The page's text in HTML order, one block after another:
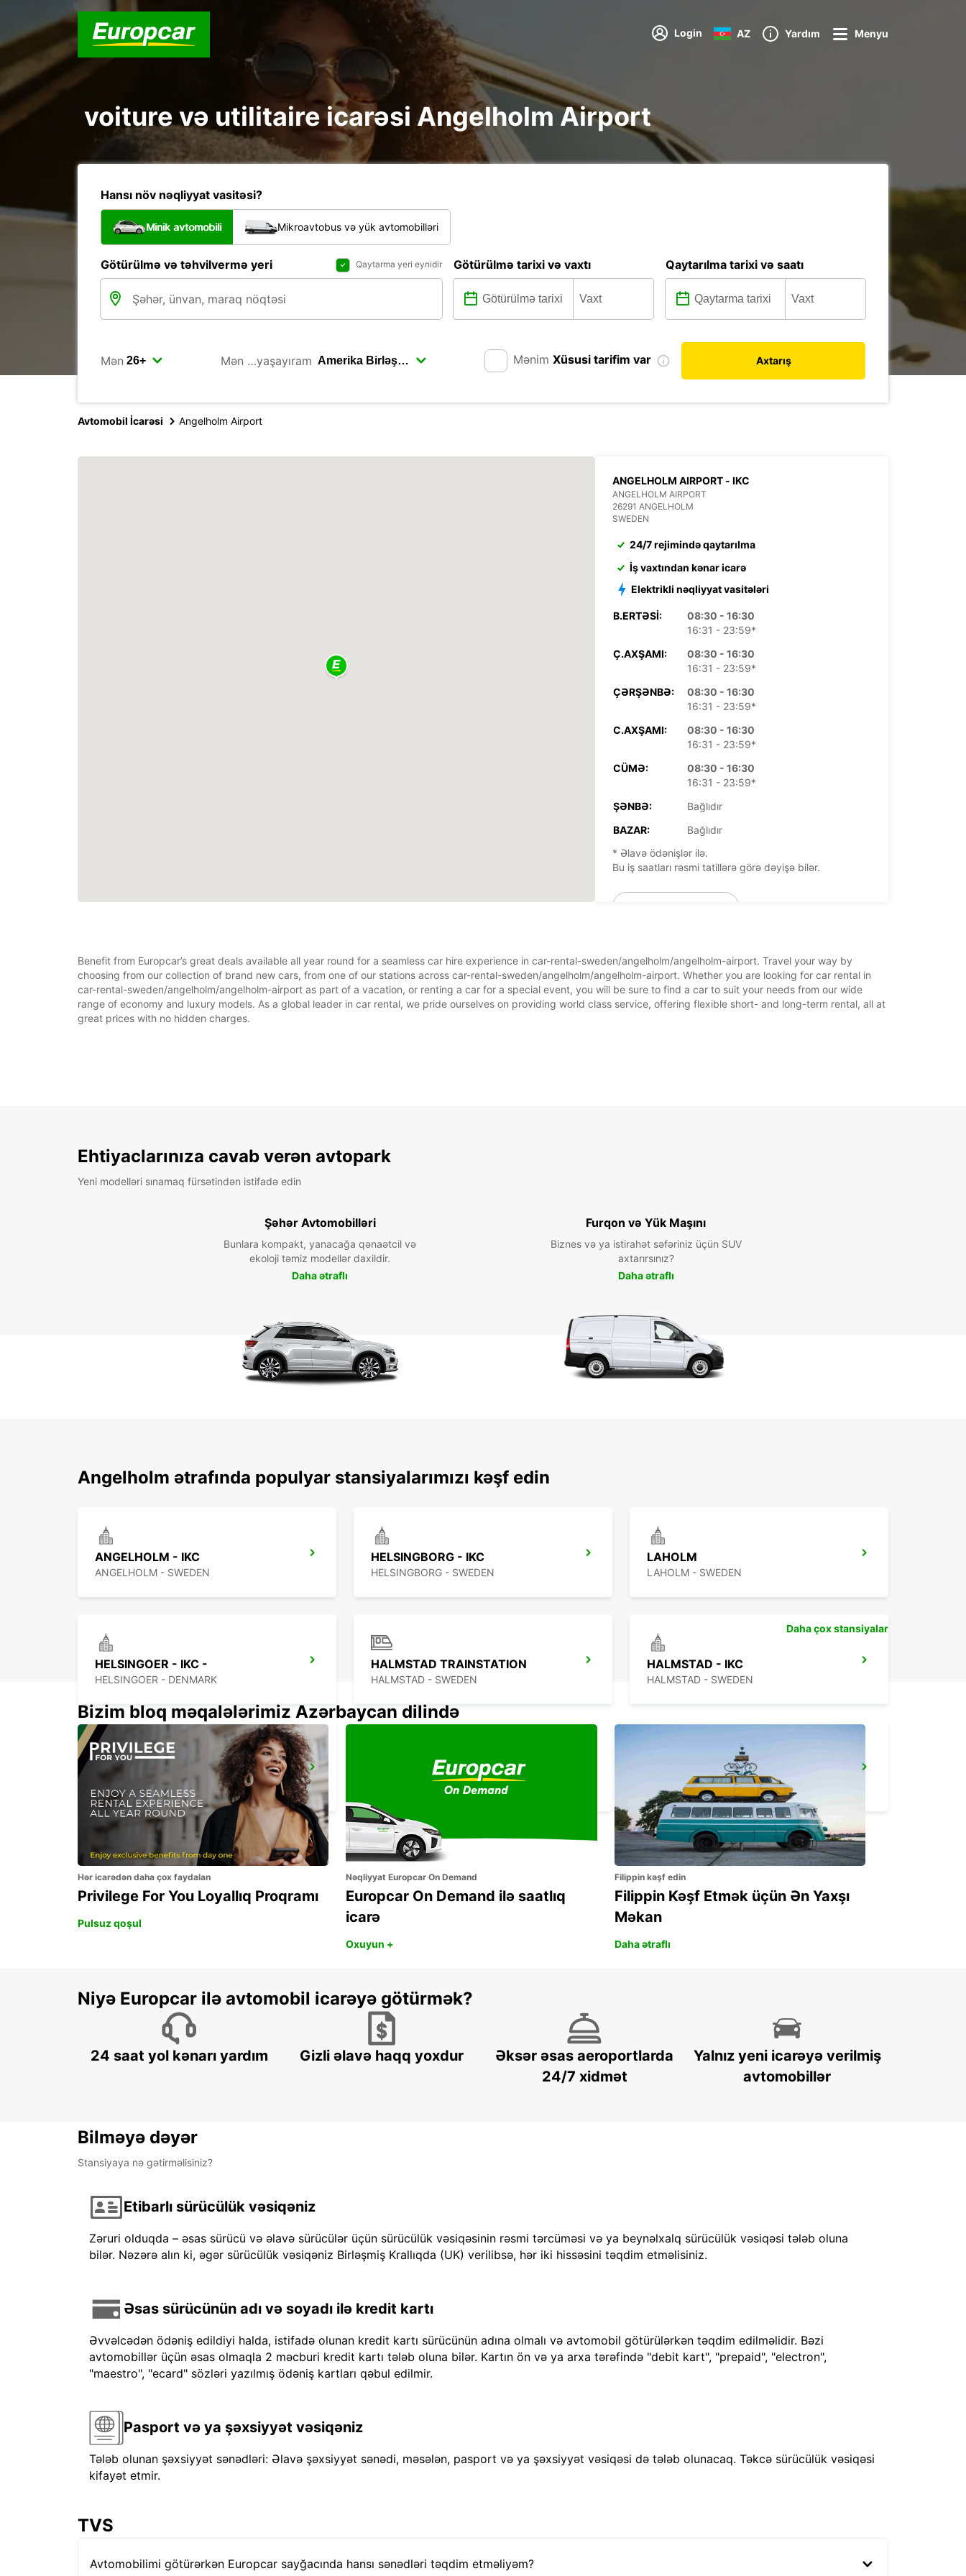
Login AZ Yardım Menyu
voiture və utilitaire icarəsi Angelholm Airport
Hansı növ nəqliyyat vasitəsi?
Minik avtomobili Mikroavtobus və yük avtomobilləri
Götürülmə və təhvilvermə yeri Qaytarma yeri eynidir Götürülmə tarixi və vaxtı Qaytarılma tarixi və saatı
Mən Mən …yaşayıram Mənim Xüsusi tarifim var Axtarış
Avtomobil İcarəsi Angelholm Airport
ANGELHOLM AIRPORT - IKC
ANGELHOLM AIRPORT
26291 ANGELHOLM
SWEDEN
24/7 rejimində qaytarılma
İş vaxtından kənar icarə
Elektrikli nəqliyyat vasitələri
B.ERTƏSI:
08:30 - 16:30
16:31 - 23:59*
Ç.AXŞAMI:
08:30 - 16:30
16:31 - 23:59*
ÇƏRŞƏNBƏ:
08:30 - 16:30
16:31 - 23:59*
C.AXŞAMI:
08:30 - 16:30
16:31 - 23:59*
CÜMƏ:
08:30 - 16:30
16:31 - 23:59*
ŞƏNBƏ:
Bağlıdır
BAZAR:
Bağlıdır
* Əlavə ödənişlər ilə.
Bu iş saatları rəsmi tatillərə görə dəyişə bilər.
Benefit from Europcar’s great deals available all year round for a seamless car hire experience in car-rental-sweden/angelholm/angelholm-airport. Travel your way by
choosing from our collection of brand new cars, from one of our stations across car-rental-sweden/angelholm/angelholm-airport. Whether you are looking for car rental in
car-rental-sweden/angelholm/angelholm-airport as part of a vacation, or renting a car for a special event, you will be sure to find a car to suit your needs from our wide
range of economy and luxury models. As a global leader in car rental, we pride ourselves on providing world class service, offering flexible short- and long-term rental, all at
great prices with no hidden charges.
Ehtiyaclarınıza cavab verən avtopark
Yeni modelləri sınamaq fürsətindən istifadə edin
Şəhər Avtomobilləri
Bunlara kompakt, yanacağa qənaətcil və
ekoloji təmiz modellər daxildir.
Daha ətraflı
Furqon və Yük Maşını
Biznes və ya istirahət səfəriniz üçün SUV
axtarırsınız?
Daha ətraflı
Angelholm ətrafında populyar stansiyalarımızı kəşf edin
ANGELHOLM - IKC
ANGELHOLM - SWEDEN
HELSINGBORG - IKC
HELSINGBORG - SWEDEN
LAHOLM
LAHOLM - SWEDEN
HELSINGOER - IKC -
HELSINGOER - DENMARK
HALMSTAD TRAINSTATION
HALMSTAD - SWEDEN
HALMSTAD - IKC
HALMSTAD - SWEDEN
HALMSTAD AIRPORT - IKC
HALMSTAD - SWEDEN
LANDSKRONA
LANDSKRONA - SWEDEN
HILLEROED - IKC -
HILLEROD - DENMARK
Daha çox stansiyalar
Bizim bloq məqalələrimiz Azərbaycan dilində
Hər icarədən daha çox faydalan
Privilege For You Loyallıq Proqramı
Pulsuz qoşul
Nəqliyyat Europcar On Demand
Europcar On Demand ilə saatlıq
icarə
Oxuyun +
Filippin kəşf edin
Filippin Kəşf Etmək üçün Ən Yaxşı
Məkan
Daha ətraflı
Niyə Europcar ilə avtomobil icarəyə götürmək?
24 saat yol kənarı yardım Gizli əlavə haqq yoxdur
Əksər əsas aeroportlarda
24/7 xidmət
Yalnız yeni icarəyə verilmiş
avtomobillər
Bilməyə dəyər
Stansiyaya nə gətirməlisiniz?
Etibarlı sürücülük vəsiqəniz
Zəruri olduqda – əsas sürücü və əlavə sürücülər üçün sürücülük vəsiqəsinin rəsmi tərcüməsi və ya beynəlxalq sürücülük vəsiqəsi tələb oluna
bilər. Nəzərə alın ki, əgər sürücülük vəsiqəniz Birləşmiş Krallıqda (UK) verilibsə, hər iki hissəsini təqdim etməlisiniz.
Əsas sürücünün adı və soyadı ilə kredit kartı
Əvvəlcədən ödəniş edildiyi halda, istifadə olunan kredit kartı sürücünün adına olmalı və avtomobil götürülərkən təqdim edilməlidir. Bəzi
avtomobillər üçün əsas olmaqla 2 məcburi kredit kartı tələb oluna bilər. Kartın ön və ya arxa tərəfində "debit kart", "prepaid", "electron",
"maestro", "ecard" sözləri yazılmış ödəniş kartları qəbul edilmir.
Pasport və ya şəxsiyyət vəsiqəniz
Tələb olunan şəxsiyyət sənədləri: Əlavə şəxsiyyət sənədi, məsələn, pasport və ya şəxsiyyət vəsiqəsi də tələb olunacaq. Təkcə sürücülük vəsiqəsi
kifayət etmir.
TVS
Avtomobilimi götürərkən Europcar sayğacında hansı sənədləri təqdim etməliyəm?